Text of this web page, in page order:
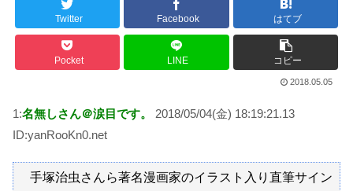
Twitter Facebook はてブ
Pocket LINE コピー
2018.05.05
1:名無しさん＠涙目です。
2018/05/04(金) 18:19:21.13
ID:yanRooKn0.net
手塚治虫さんら著名漫画家のイラスト入り直筆サイン